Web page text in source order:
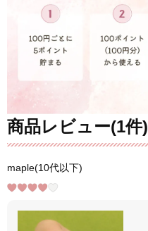
商品レビュー(1件)
maple(10代以下)